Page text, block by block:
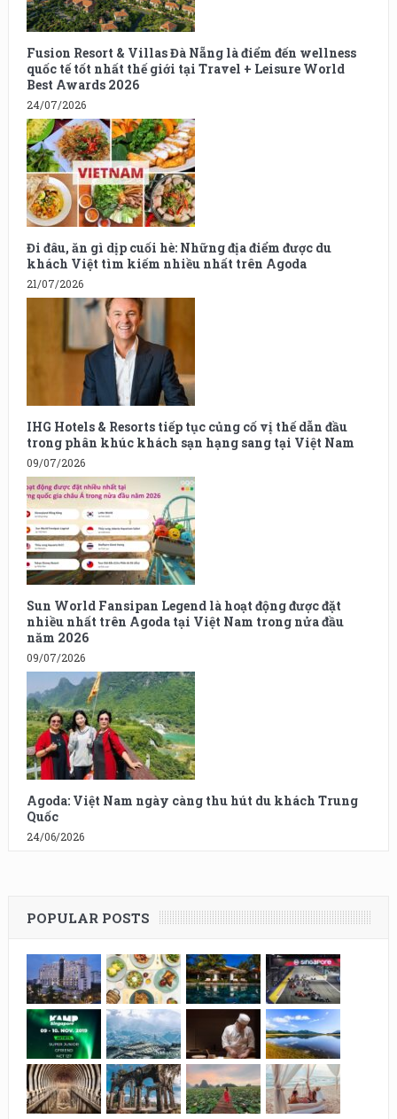
Fusion Resort & Villas Đà Nẵng là điểm đến wellness
quốc tế tốt nhất thế giới tại Travel + Leisure World
Best Awards 2026
24/07/2026
Đi đâu, ăn gì dịp cuối hè: Những địa điểm được du
khách Việt tìm kiếm nhiều nhất trên Agoda
21/07/2026
IHG Hotels & Resorts tiếp tục củng cố vị thế dẫn đầu
trong phân khúc khách sạn hạng sang tại Việt Nam
09/07/2026
Sun World Fansipan Legend là hoạt động được đặt
nhiều nhất trên Agoda tại Việt Nam trong nửa đầu
năm 2026
09/07/2026
Agoda: Việt Nam ngày càng thu hút du khách Trung
Quốc
24/06/2026
POPULAR POSTS